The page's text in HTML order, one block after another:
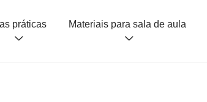
práticas Materiais para sala de aula